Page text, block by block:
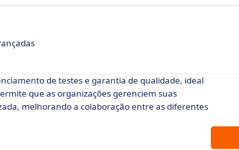
de testes e garantia de qualidade, ideal
que as organizações gerenciem suas
melhorando a colaboração entre as diferentes